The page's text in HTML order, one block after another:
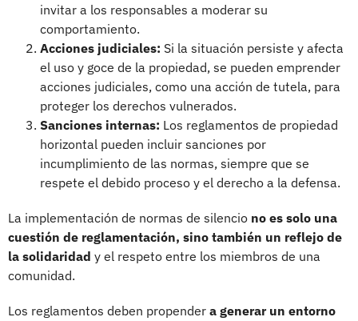
invitar a los responsables a moderar su
comportamiento.
Acciones judiciales: Si la situación persiste y afecta
el uso y goce de la propiedad, se pueden emprender
acciones judiciales, como una acción de tutela, para
proteger los derechos vulnerados.
Sanciones internas: Los reglamentos de propiedad
horizontal pueden incluir sanciones por
incumplimiento de las normas, siempre que se
respete el debido proceso y el derecho a la defensa.
La implementación de normas de silencio no es solo una
cuestión de reglamentación, sino también un reflejo de
la solidaridad y el respeto entre los miembros de una
comunidad.
Los reglamentos deben propender a generar un entorno